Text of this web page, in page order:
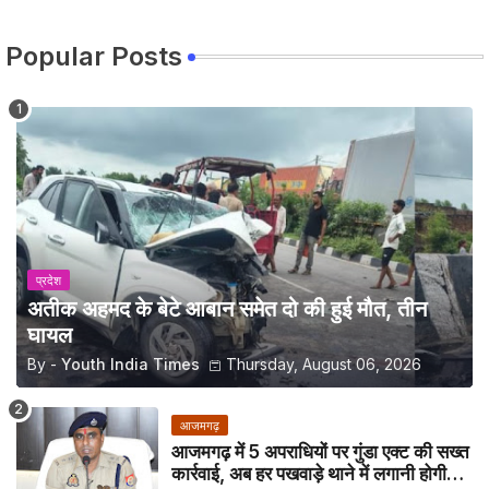
Popular Posts
प्रदेश
अतीक अहमद के बेटे आबान समेत दो की हुई मौत, तीन
घायल
By - Youth India Times Thursday, August 06, 2026
आजमगढ़
आजमगढ़ में 5 अपराधियों पर गुंडा एक्ट की सख्त
कार्रवाई, अब हर पखवाड़े थाने में लगानी होगी